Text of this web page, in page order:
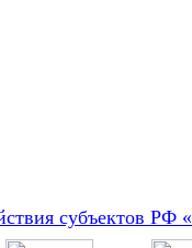
субъектов